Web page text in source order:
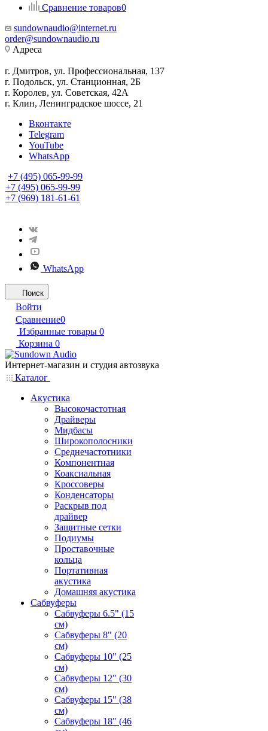
Сравнение товаров0
sundownaudio@internet.ru
order@sundownaudio.ru
Адреса
г. Дмитров, ул. Профессиональная, 137
г. Подольск, ул. Станционная, 2Б
г. Королев, ул. Советская, 42А
г. Клин, Ленинградское шоссе, 21
Вконтакте
Telegram
YouTube
WhatsApp
+7 (495) 065-99-99
+7 (495) 065-99-99
+7 (969) 181-61-61
WhatsApp
Поиск
Войти
Сравнение0
Избранные товары 0
Корзина 0
Интернет-магазин и студия автозвука
Каталог
Акустика
Высокочастотная
Драйверы
Мидбасы
Широкополосники
Среднечастотники
Компонентная
Коаксиальная
Кроссоверы
Конденсаторы
Раскрыв под
драйвер
Защитные сетки
Подиумы
Проставочные
кольца
Портативная
акустика
Домашняя акустика
Сабвуферы
Сабвуферы 6.5" (15
см)
Сабвуферы 8" (20
см)
Сабвуферы 10" (25
см)
Сабвуферы 12" (30
см)
Сабвуферы 15" (38
см)
Сабвуферы 18" (46